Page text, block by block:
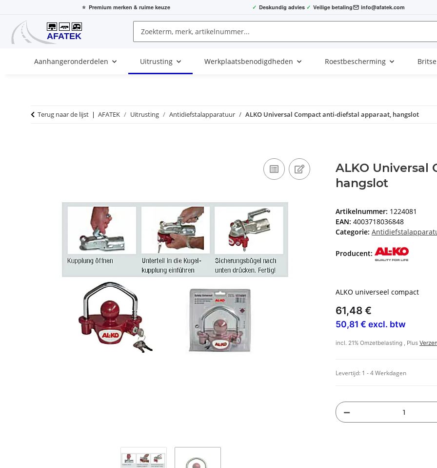
⭐ Premium merken & ruime keuze ✓ Deskundig advies ✓ Veilige betaling info@afatek.com
Aanhangeronderdelen Uitrusting Werkplaatsbenodigdheden Roestbescherming
Terug naar de lijst AFATEK Uitrusting Antidiefstalapparatuur ALKO Universal Compact anti-diefstal apparaat, hangslot
ALKO Universal
hangslot
Artikelnummer: 1224081
EAN: 4003718036848
Categorie:
Producent:
ALKO universeel compact
61,48 €
50,81 € excl. btw
incl. 21% Omzetbelasting , Plus
Levertijd: 1 - 4 Werkdagen